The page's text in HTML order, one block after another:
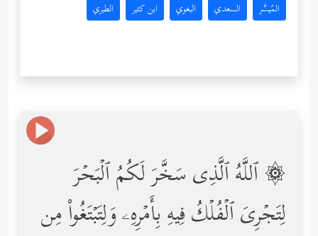
المُيسَّر السعدي البغوي ابن كثير الطبري
۞ ٱللَّهُ ٱلَّذِی سَخَّرَ لَكُمُ ٱلۡبَحۡرَ
لِتَجۡرِیَ ٱلۡفُلۡكُ فِیهِ بِأَمۡرِهِۦ وَلِتَبۡتَغُواْ مِن